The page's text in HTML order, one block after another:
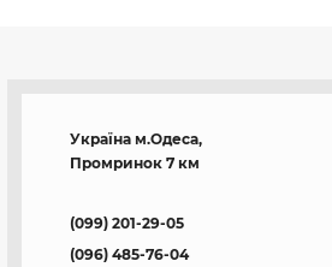
Україна м.Одеса,
Промринок 7 км
(099) 201-29-05
(096) 485-76-04